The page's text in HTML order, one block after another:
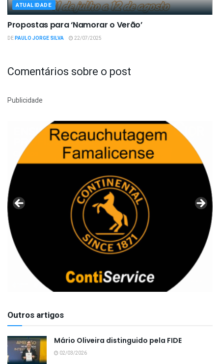
ATUALIDADE
Propostas para ‘Namorar o Verão’
DEPAULO JORGE SILVA 22/07/2025
Comentários sobre o post
Publicidade
Outros artigos
Mário Oliveira distinguido pela FIDE
02/03/2026